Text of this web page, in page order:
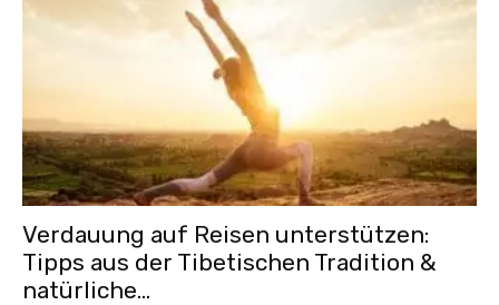
Verdauung auf Reisen unterstützen:
Tipps aus der Tibetischen Tradition &
natürliche...